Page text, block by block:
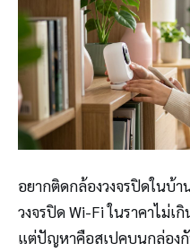
อยากติดกล้องวงจรปิดในบ้
วงจรปิด Wi-Fi ในราคาไม่เ
แต่ปัญหาคือสเปคบนกล่องกั